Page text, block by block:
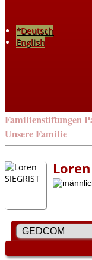
*Deutsch
English
Familienstiftungen
Unsere Familie
Loren